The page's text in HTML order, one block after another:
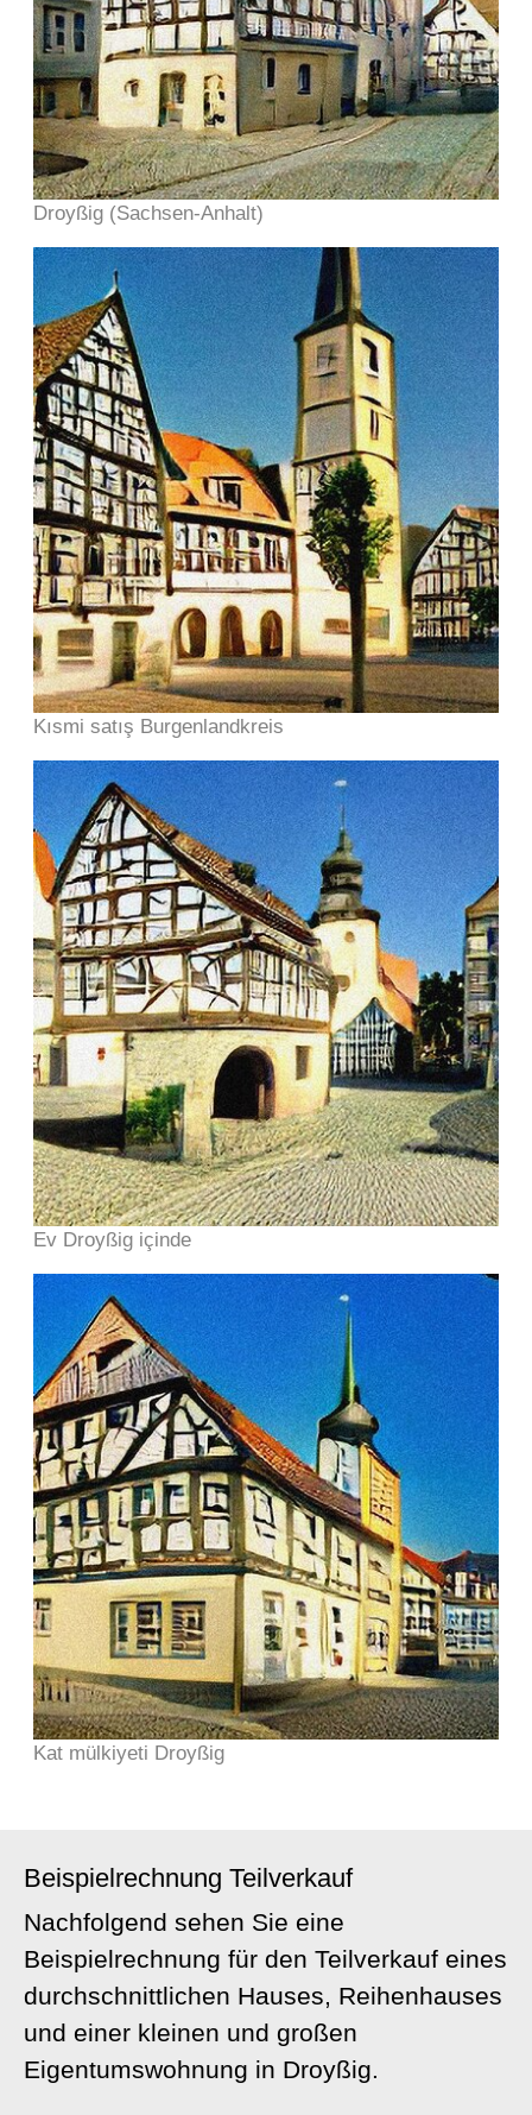
Droyßig (Sachsen-Anhalt)
Kısmi satış Burgenlandkreis
Ev Droyßig içinde
Kat mülkiyeti Droyßig
Beispielrechnung Teilverkauf
Nachfolgend sehen Sie eine
Beispielrechnung für den Teilverkauf eines
durchschnittlichen Hauses, Reihenhauses
und einer kleinen und großen
Eigentumswohnung in Droyßig.